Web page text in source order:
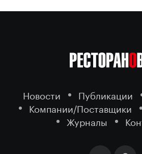
Новости Публикации
Компании/Поставщики
Журналы